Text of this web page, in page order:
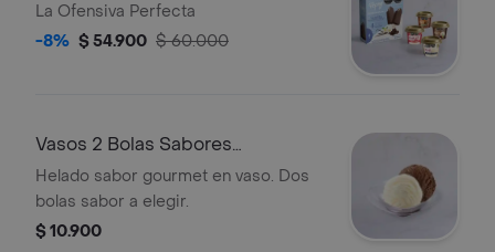
La Ofensiva Perfecta
-8% $ 54.900 $ 60.000
Vasos 2 Bolas Sabores
Tradicionales
Helado sabor gourmet en vaso. Dos
bolas sabor a elegir.
$ 10.900